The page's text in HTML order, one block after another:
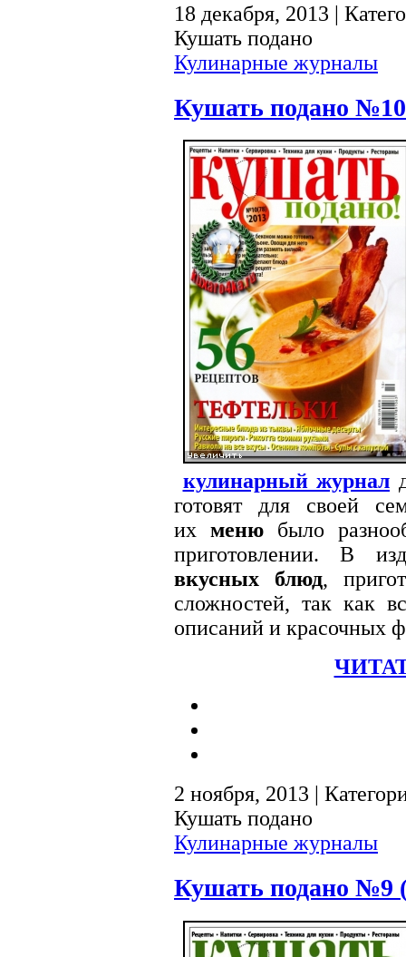
18 декабря, 2013 |
Кушать подано
Кулинарные журналы
Кушать подано №10
кулинарный журнал
готовят для своей
их менюбыло
приготовлении. В
вкусных блюд,
сложностей, так как
описаний и красочных
2 ноября, 2013 |
Кушать подано
Кулинарные журналы
Кушать подано №9